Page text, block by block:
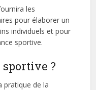
les
pour élaborer un
individuels et pour
sportive.
?
pratique de la